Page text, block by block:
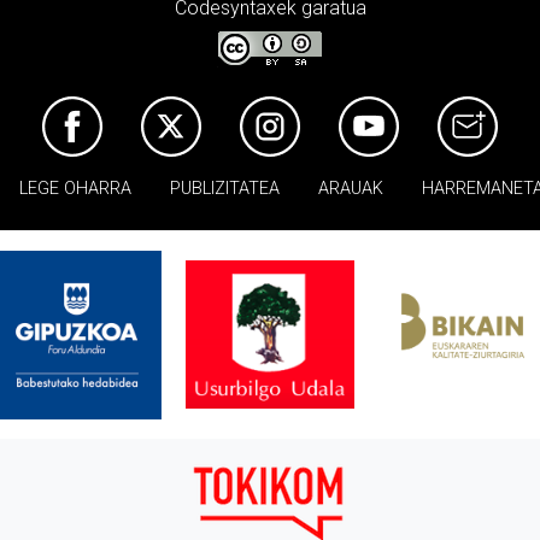
Codesyntaxek garatua
LEGE OHARRA PUBLIZITATEA ARAUAK